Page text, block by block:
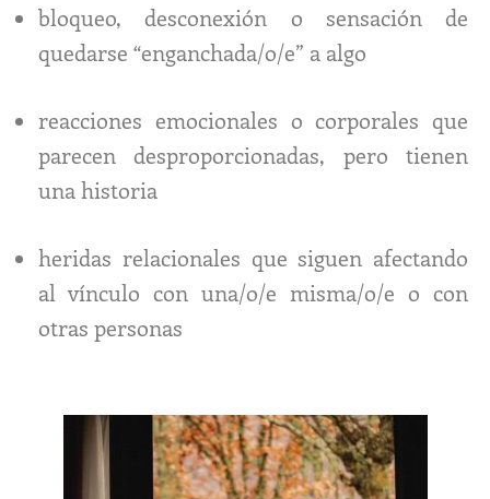
bloqueo, desconexión o sensación de
quedarse “enganchada/o/e” a algo
reacciones emocionales o corporales que
parecen desproporcionadas, pero tienen
una historia
heridas relacionales que siguen afectando
al vínculo con una/o/e misma/o/e o con
otras personas